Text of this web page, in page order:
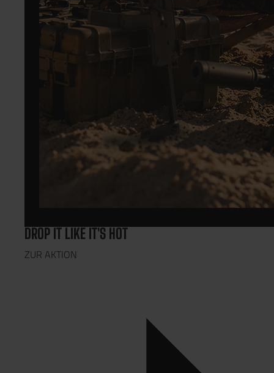
DROP IT LIKE IT'S HOT
ZUR AKTION